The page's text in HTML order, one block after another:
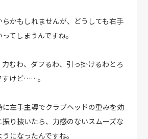
かもしれませんが、どうしても右手
てしまうんですね。
むわ、ダフるわ、引っ掛けるわとろ
すけど……。
左手主導でクラブヘッドの重みを効
り抜いたら、力感のないスムーズな
になったんですね。